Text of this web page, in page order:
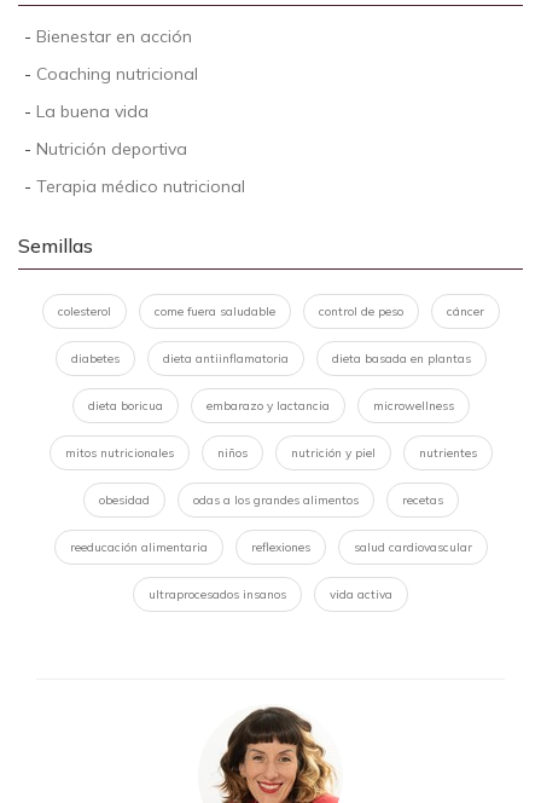
- Bienestar en acción
- Coaching nutricional
- La buena vida
- Nutrición deportiva
- Terapia médico nutricional
Semillas
colesterol come fuera saludable control de peso cáncer
diabetes dieta antiinflamatoria dieta basada en plantas
dieta boricua embarazo y lactancia microwellness
mitos nutricionales niños nutrición y piel nutrientes
obesidad odas a los grandes alimentos recetas
reeducación alimentaria reflexiones salud cardiovascular
ultraprocesados insanos vida activa